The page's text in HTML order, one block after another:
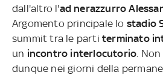
dall'altro l'ad nerazzurro
Argomento principale lo stadio
summit tra le parti terminato
un incontro interlocutorio .
dunque nei giorni della